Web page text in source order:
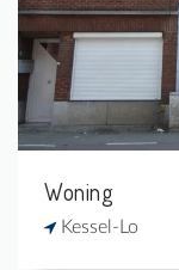
Woning
Kessel-Lo